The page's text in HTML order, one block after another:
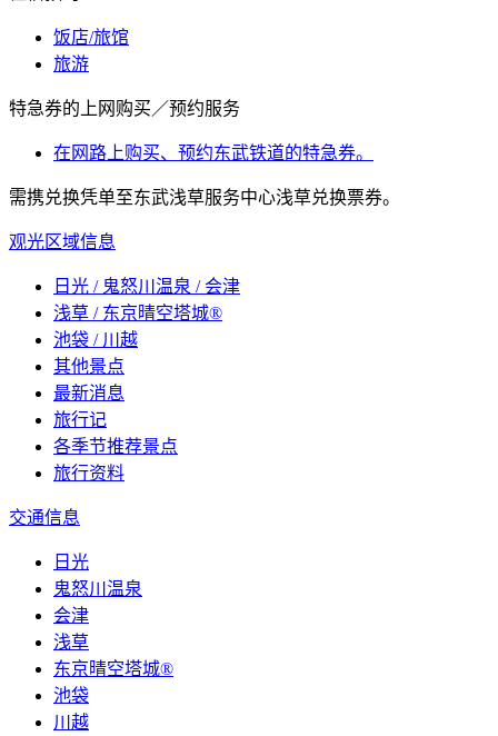
饭店/旅馆
旅游
特急券的上网购买／预约服务
在网路上购买、预约东武铁道的特急券。
需携兑换凭单至东武浅草服务中心浅草兑换票券。
观光区域信息
日光 / 鬼怒川温泉 / 会津
浅草 / 东京晴空塔城®
池袋 / 川越
其他景点
最新消息
旅行记
各季节推荐景点
旅行资料
交通信息
日光
鬼怒川温泉
会津
浅草
东京晴空塔城®
池袋
川越